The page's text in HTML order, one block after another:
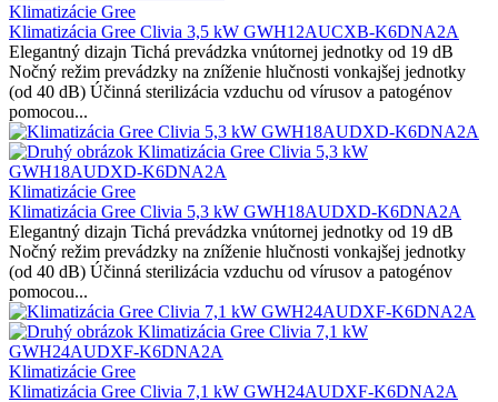
Klimatizácie Gree
Klimatizácia Gree Clivia 3,5 kW GWH12AUCXB-K6DNA2A
Elegantný dizajn Tichá prevádzka vnútornej jednotky od 19 dB
Nočný režim prevádzky na zníženie hlučnosti vonkajšej jednotky
(od 40 dB) Účinná sterilizácia vzduchu od vírusov a patogénov
pomocou...
Klimatizácie Gree
Klimatizácia Gree Clivia 5,3 kW GWH18AUDXD-K6DNA2A
Elegantný dizajn Tichá prevádzka vnútornej jednotky od 19 dB
Nočný režim prevádzky na zníženie hlučnosti vonkajšej jednotky
(od 40 dB) Účinná sterilizácia vzduchu od vírusov a patogénov
pomocou...
Klimatizácie Gree
Klimatizácia Gree Clivia 7,1 kW GWH24AUDXF-K6DNA2A